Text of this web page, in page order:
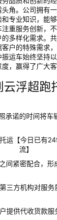
角。公司拥有
专业知识，能
重服务创新，
多样化需求。
户的特殊需求
运车始终坚持
，赢得了广大客
浮超跑
承诺的时间将车
间紧密配合，形
三方机构对服
提供代收货款服